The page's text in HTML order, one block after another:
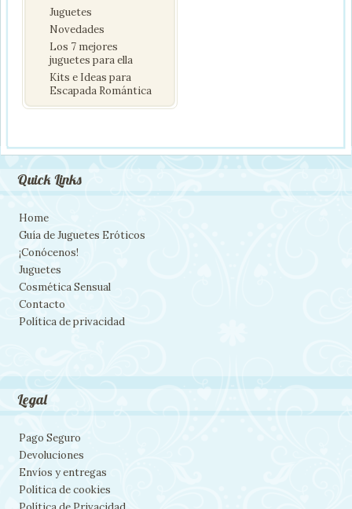
Juguetes
Novedades
Los 7 mejores
juguetes para ella
Kits e Ideas para
Escapada Romántica
Quick Links
Home
Guía de Juguetes Eróticos
¡Conócenos!
Juguetes
Cosmética Sensual
Contacto
Política de privacidad
Legal
Pago Seguro
Devoluciones
Envíos y entregas
Política de cookies